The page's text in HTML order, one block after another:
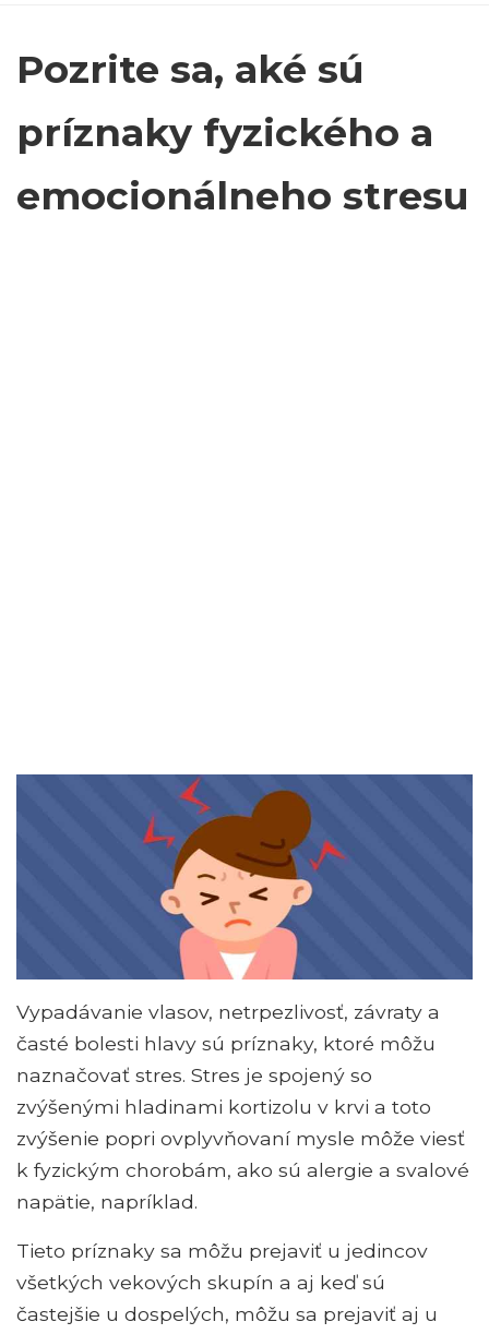
Pozrite sa, aké sú
príznaky fyzického a
emocionálneho stresu
Vypadávanie vlasov, netrpezlivosť, závraty a
časté bolesti hlavy sú príznaky, ktoré môžu
naznačovať stres. Stres je spojený so
zvýšenými hladinami kortizolu v krvi a toto
zvýšenie popri ovplyvňovaní mysle môže viesť
k fyzickým chorobám, ako sú alergie a svalové
napätie, napríklad.
Tieto príznaky sa môžu prejaviť u jedincov
všetkých vekových skupín a aj keď sú
častejšie u dospelých, môžu sa prejaviť aj u